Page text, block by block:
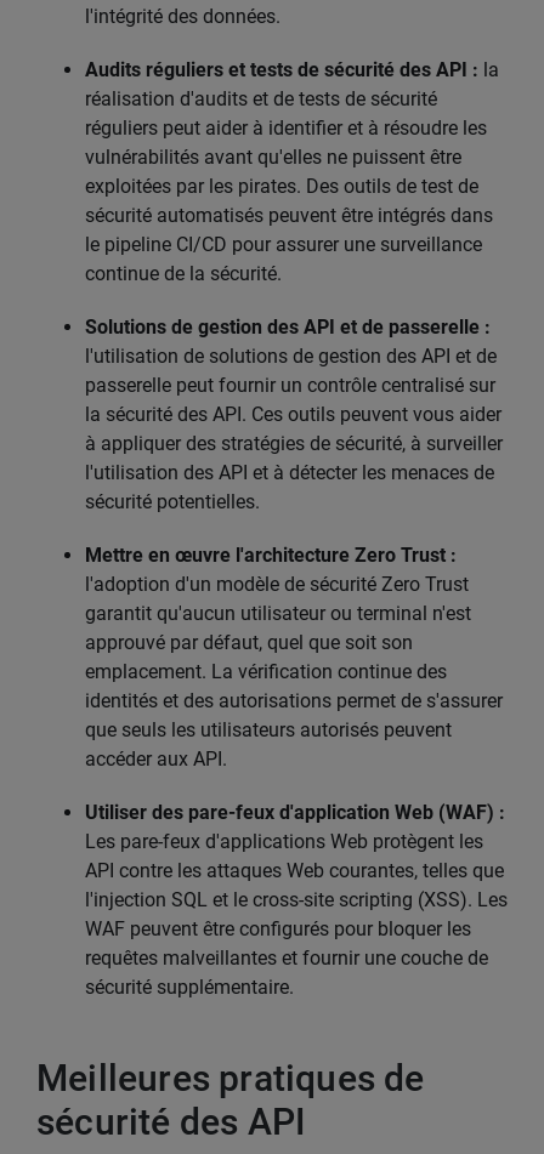
l'intégrité des données.
Audits réguliers et tests de sécurité des API : la
réalisation d'audits et de tests de sécurité
réguliers peut aider à identifier et à résoudre les
vulnérabilités avant qu'elles ne puissent être
exploitées par les pirates. Des outils de test de
sécurité automatisés peuvent être intégrés dans
le pipeline CI/CD pour assurer une surveillance
continue de la sécurité.
Solutions de gestion des API et de passerelle :
l'utilisation de solutions de gestion des API et de
passerelle peut fournir un contrôle centralisé sur
la sécurité des API. Ces outils peuvent vous aider
à appliquer des stratégies de sécurité, à surveiller
l'utilisation des API et à détecter les menaces de
sécurité potentielles.
Mettre en œuvre l'architecture Zero Trust :
l'adoption d'un modèle de sécurité Zero Trust
garantit qu'aucun utilisateur ou terminal n'est
approuvé par défaut, quel que soit son
emplacement. La vérification continue des
identités et des autorisations permet de s'assurer
que seuls les utilisateurs autorisés peuvent
accéder aux API.
Utiliser des pare-feux d'application Web (WAF) :
Les pare-feux d'applications Web protègent les
API contre les attaques Web courantes, telles que
l'injection SQL et le cross-site scripting (XSS). Les
WAF peuvent être configurés pour bloquer les
requêtes malveillantes et fournir une couche de
sécurité supplémentaire.
Meilleures pratiques de
sécurité des API